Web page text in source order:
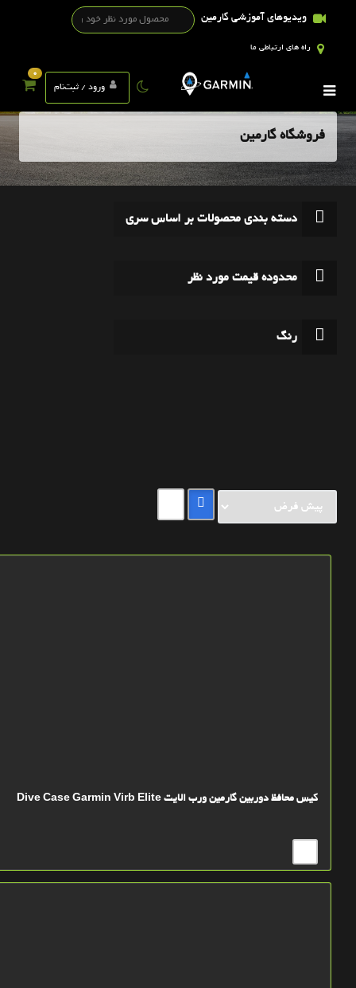
ویدیوهای آموزشی گارمین
راه های ارتباطی ما
ورود / ثبت‌نام
0
فروشگاه گارمین
دسته بندی محصولات بر اساس سری
محدوده قیمت مورد نظر
رنگ
کیس محافظ دوربین گارمین ورب الایت Dive Case Garmin Virb Elite